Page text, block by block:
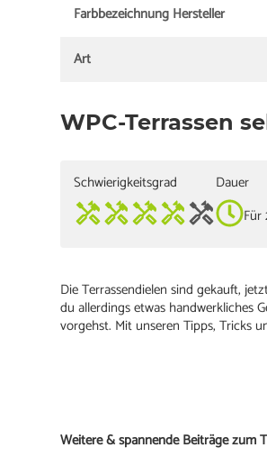
Farbbezeichnung Hersteller
Art
WPC-Terrassen
Schwierigkeitsgrad
Dauer
Für
Die Terrassendielen sind gekauft,
du allerdings etwas handwerkliches
vorgehst. Mit unseren Tipps, Tricks
Weitere & spannende Beiträge zum